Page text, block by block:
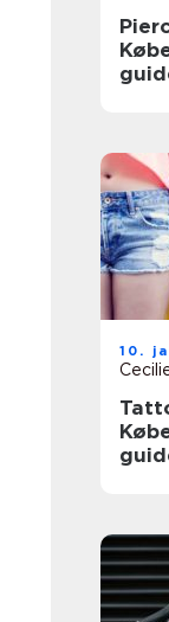
10.